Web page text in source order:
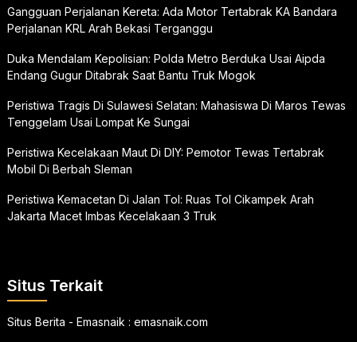
Gangguan Perjalanan Kereta: Ada Motor Tertabrak KA Bandara
Perjalanan KRL Arah Bekasi Terganggu
Duka Mendalam Kepolisian: Polda Metro Berduka Usai Aipda
Endang Gugur Ditabrak Saat Bantu Truk Mogok
Peristiwa Tragis Di Sulawesi Selatan: Mahasiswa Di Maros Tewas
Tenggelam Usai Lompat Ke Sungai
Peristiwa Kecelakaan Maut Di DIY: Pemotor Tewas Tertabrak
Mobil Di Berbah Sleman
Peristiwa Kemacetan Di Jalan Tol: Ruas Tol Cikampek Arah
Jakarta Macet Imbas Kecelakaan 3 Truk
Situs Terkait
Situs Berita - Emasnaik : emasnaik.com